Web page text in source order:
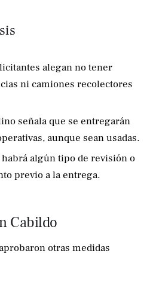
alegan no tener
ni camiones recolectores
señala que se entregarán
aunque sean usadas.
algún tipo de revisión o
previo a la entrega.
Cabildo
otras medidas